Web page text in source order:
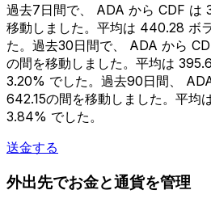
過去7日間で、 ADA から CDF は
移動しました。平均は 440.28 ボ
た。過去30日間で、 ADA から
の間を移動しました。平均は
3.20% でした。過去90日間、
642.15の間を移動しました。平均
3.84% でした。
送金する
外出先でお金と通貨を管理